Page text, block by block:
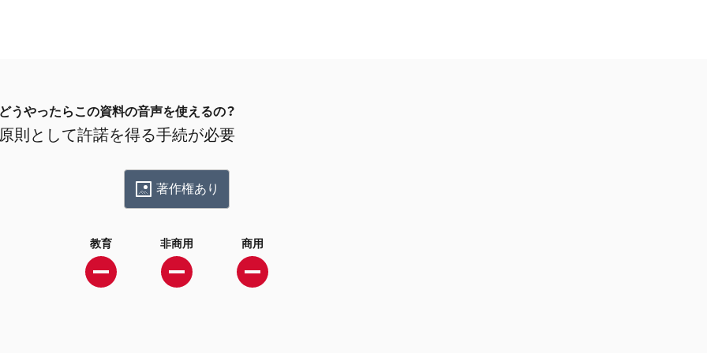
どうやったらこの資料の音声を使えるの？
原則として許諾を得る手続が必要
著作権あり
教育 非商用 商用